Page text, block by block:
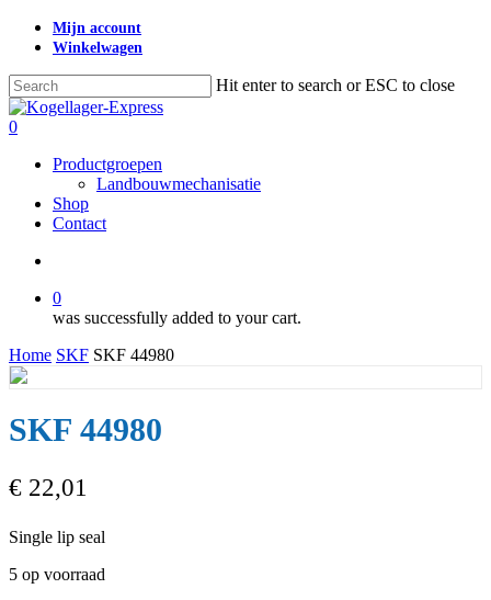
Skip
content
Mijn account
Winkelwagen
Hit enter to search or ESC to close
Close
Search
search
0
Productgroepen
Landbouwmechanisatie
Shop
Contact
0
was successfully added to your cart.
Home SKF SKF 44980
SKF 44980
€ 22,01
Single lip seal
5 op voorraad